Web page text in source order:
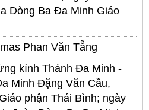
Dòng Ba Đa Minh Giáo
Phan Văn Tẵng
kính Thánh Đa Minh -
Minh Đặng Văn Cầu,
phận Thái Bình; ngày